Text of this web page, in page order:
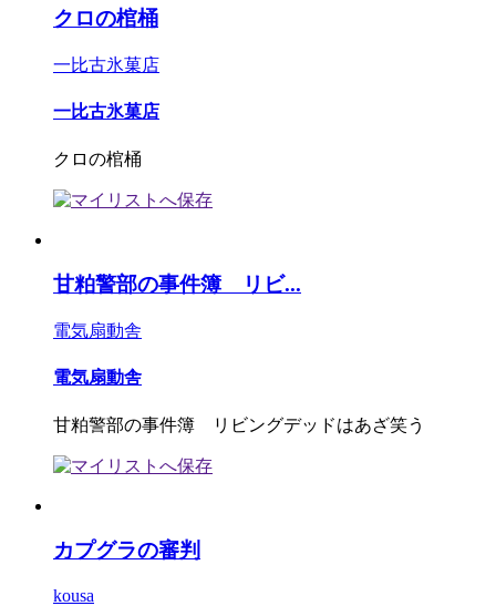
クロの棺桶
一比古氷菓店
一比古氷菓店
クロの棺桶
甘粕警部の事件簿 リビ...
電気扇動舎
電気扇動舎
甘粕警部の事件簿 リビングデッドはあざ笑う
カプグラの審判
kousa